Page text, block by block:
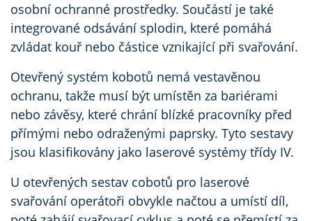
osobní ochranné prostředky. Součástí je také
integrované odsávání splodin, které pomáhá
zvládat kouř nebo částice vznikající při svařování.
Otevřený systém kobotů nemá vestavěnou
ochranu, takže musí být umístěn za bariérami
nebo závěsy, které chrání blízké pracovníky před
přímými nebo odraženými paprsky. Tyto sestavy
jsou klasifikovány jako laserové systémy třídy IV.
U otevřených sestav cobotů pro laserové
svařování operátoři obvykle načtou a umístí díl,